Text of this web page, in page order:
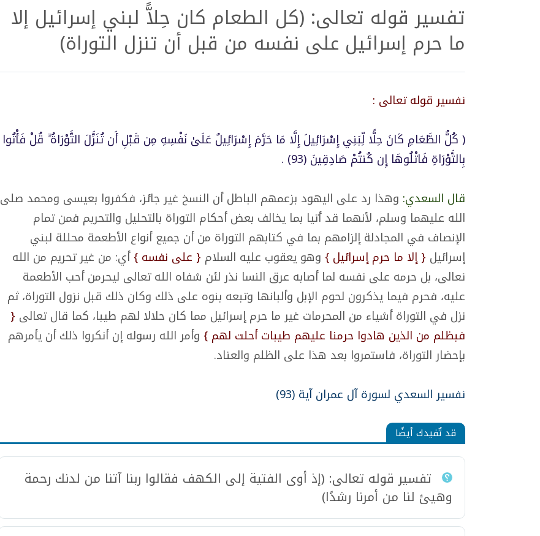
تفسير قوله تعالى: (كل الطعام كان حِلاًّ لبني إسرائيل إلا
ما حرم إسرائيل على نفسه من قبل أن تنزل التوراة)
تفسير قوله تعالى :
( كُلُّ الطَّعَامِ كَانَ حِلًّا لِّبَنِي إِسْرَائِيلَ إِلَّا مَا حَرَّمَ إِسْرَائِيلُ عَلَىٰ نَفْسِهِ مِن قَبْلِ أَن تُنَزَّلَ التَّوْرَاةُ ۗ قُلْ فَأْتُوا
بِالتَّوْرَاةِ فَاتْلُوهَا إِن كُنتُمْ صَادِقِينَ (93) .
قال السعدي: وهذا رد على اليهود بزعمهم الباطل أن النسخ غير جائز، فكفروا بعيسى ومحمد صلى
الله عليهما وسلم، لأنهما قد أتيا بما يخالف بعض أحكام التوراة بالتحليل والتحريم فمن تمام
الإنصاف في المجادلة إلزامهم بما في كتابهم التوراة من أن جميع أنواع الأطعمة محللة لبني
إسرائيل { إلا ما حرم إسرائيل } وهو يعقوب عليه السلام { على نفسه }أي: من غير تحريم من الله
تعالى، بل حرمه على نفسه لما أصابه عرق النسا نذر لئن شفاه الله تعالى ليحرمن أحب الأطعمة
عليه، فحرم فيما يذكرون لحوم الإبل وألبانها وتبعه بنوه على ذلك وكان ذلك قبل نزول التوراة، ثم
نزل في التوراة أشياء من المحرمات غير ما حرم إسرائيل مما كان حلالا لهم طيبا، كما قال تعالى {
فبظلم من الذين هادوا حرمنا عليهم طيبات أحلت لهم } وأمر الله رسوله إن أنكروا ذلك أن يأمرهم
بإحضار التوراة، فاستمروا بعد هذا على الظلم والعناد.
تفسير السعدي لسورة آل عمران آية (93)
قد تٌفيدك أيضًا
تفسير قوله تعالى: (إذ أوى الفتية إلى الكهف فقالوا ربنا آتنا من لدنك رحمة
وهيئ لنا من أمرنا رشدًا)